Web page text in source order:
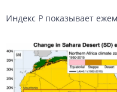
Индекс P показывает